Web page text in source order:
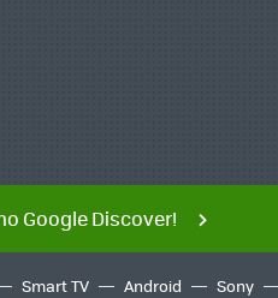
Google Discover!
Smart TV Android Sony